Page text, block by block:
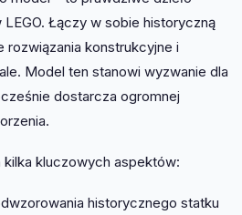
Łączy w sobie historyczną
rozwiązania konstrukcyjne i
Model ten stanowi wyzwanie dla
dostarcza ogromnej
kluczowych aspektów:
historycznego statku